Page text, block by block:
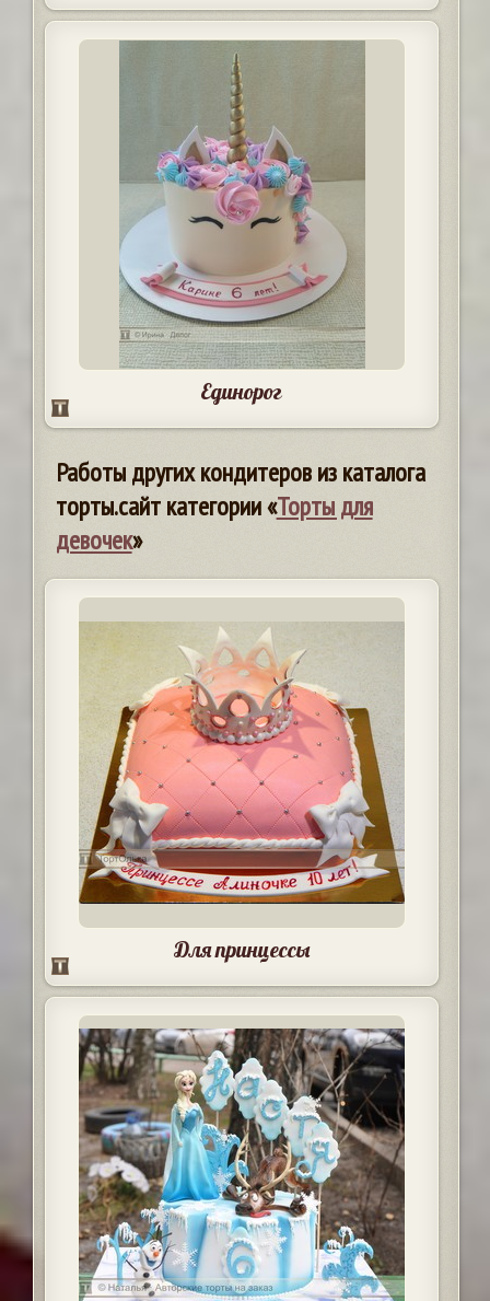
Единорог
Работы других кондитеров из каталога
торты.сайт категории «Торты для
девочек»
Для принцессы